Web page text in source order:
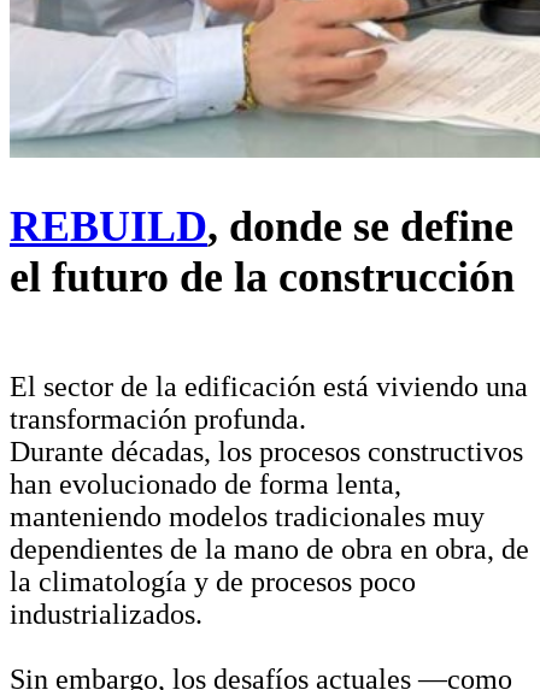
REBUILD, donde se define
el futuro de la construcción
El sector de la edificación está viviendo una
transformación profunda.
Durante décadas, los procesos constructivos
han evolucionado de forma lenta,
manteniendo modelos tradicionales muy
dependientes de la mano de obra en obra, de
la climatología y de procesos poco
industrializados.
Sin embargo, los desafíos actuales —como